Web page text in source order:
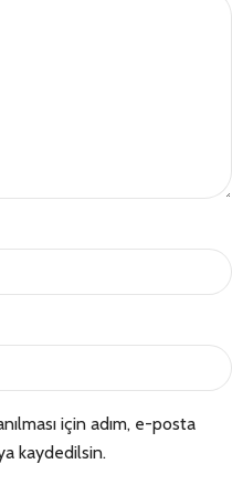
için adım, e-posta
kaydedilsin.